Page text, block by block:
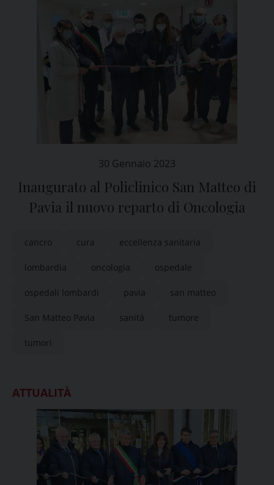
30 Gennaio 2023
Inaugurato al Policlinico San Matteo di
Pavia il nuovo reparto di Oncologia
cancro cura eccellenza sanitaria
lombardia oncologia ospedale
ospedali lombardi pavia san matteo
San Matteo Pavia sanità tumore
tumori
ATTUALITÀ